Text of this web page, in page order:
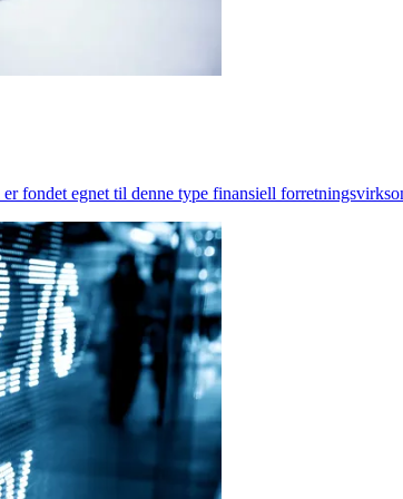
fondet egnet til denne type finansiell